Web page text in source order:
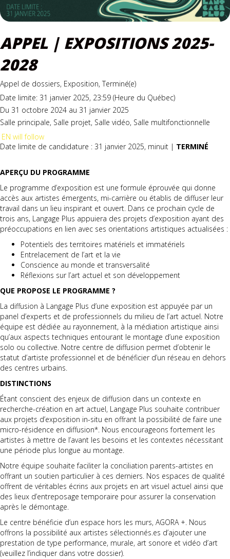
APPEL | EXPOSITIONS 2025-
2028
Appel de dossiers, Exposition, Terminé(e)
Date limite: 31 janvier 2025, 23:59 (Heure du Québec)
Du 31 octobre 2024 au 31 janvier 2025
Salle principale, Salle projet, Salle vidéo, Salle multifonctionnelle
EN will follow
Date limite de candidature : 31 janvier 2025, minuit | TERMINÉ
APERÇU DU PROGRAMME
Le programme d’exposition est une formule éprouvée qui donne
accès aux artistes émergents, mi-carrière ou établis de diffuser leur
travail dans un lieu inspirant et ouvert. Dans ce prochain cycle de
trois ans, Langage Plus appuiera des projets d’exposition ayant des
préoccupations en lien avec ses orientations artistiques actualisées :
Potentiels des territoires matériels et immatériels
Entrelacement de l’art et la vie
Conscience au monde et transversalité
Réflexions sur l’art actuel et son développement
QUE PROPOSE LE PROGRAMME ?
La diffusion à Langage Plus d’une exposition est appuyée par un
panel d’experts et de professionnels du milieu de l’art actuel. Notre
équipe est dédiée au rayonnement, à la médiation artistique ainsi
qu’aux aspects techniques entourant le montage d’une exposition
solo ou collective. Notre centre de diffusion permet d’obtenir le
statut d’artiste professionnel et de bénéficier d’un réseau en dehors
des centres urbains.
DISTINCTIONS
Étant conscient des enjeux de diffusion dans un contexte en
recherche-création en art actuel, Langage Plus souhaite contribuer
aux projets d’exposition in-situ en offrant la possibilité de faire une
micro-résidence en diffusion*. Nous encourageons fortement les
artistes à mettre de l’avant les besoins et les contextes nécessitant
une période plus longue au montage.
Notre équipe souhaite faciliter la conciliation parents-artistes en
offrant un soutien particulier à ces derniers. Nos espaces de qualité
offrent de véritables écrins aux projets en art visuel actuel ainsi que
des lieux d’entreposage temporaire pour assurer la conservation
après le démontage.
Le centre bénéficie d’un espace hors les murs, AGORA +. Nous
offrons la possibilité aux artistes sélectionnés.es d’ajouter une
prestation de type performance, murale, art sonore et vidéo d’art
(veuillez l’indiquer dans votre dossier).